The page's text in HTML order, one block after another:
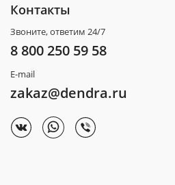
Контакты
Звоните, ответим 24/7
8 800 250 59 58
E-mail
zakaz@dendra.ru